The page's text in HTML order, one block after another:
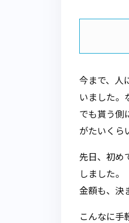
今まで、人
いました。
でも貰う側
がたいくら
先日、初め
しました。
金額も、決
こんなに手